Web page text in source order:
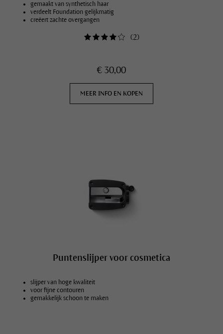
gemaakt van synthetisch haar
verdeelt Foundation gelijkmatig
creëert zachte overgangen
(2)
€ 30,00
MEER INFO EN KOPEN
Puntenslijper voor cosmetica
slijper van hoge kwaliteit
voor fijne contouren
gemakkelijk schoon te maken